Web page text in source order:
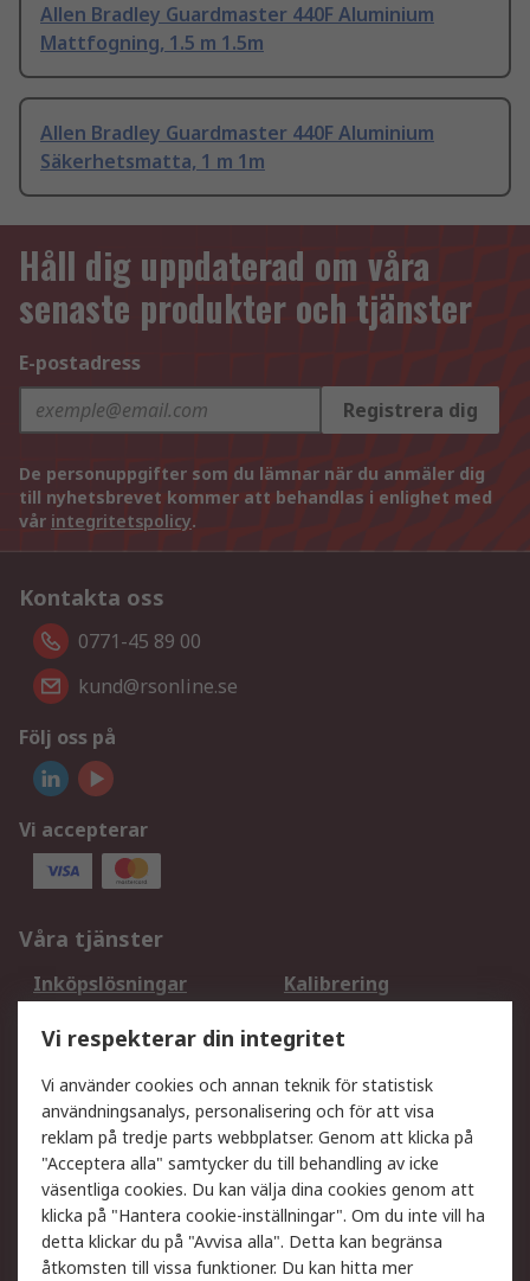
Allen Bradley Guardmaster 440F Aluminium
Mattfogning, 1.5 m 1.5m
Allen Bradley Guardmaster 440F Aluminium
Säkerhetsmatta, 1 m 1m
Håll dig uppdaterad om våra
senaste produkter och tjänster
E-postadress
Registrera dig
De personuppgifter som du lämnar när du anmäler dig
till nyhetsbrevet kommer att behandlas i enlighet med
vår integritetspolicy.
Kontakta oss
0771-45 89 00
kund@rsonline.se
Följ oss på
Vi accepterar
Våra tjänster
Inköpslösningar
Kalibrering
DesignSpark
Teknisk Support
Ditt lokala säljteam
Exportlösningar
Support
Få hjälp
Retur av varor
Leverans
Spåra din order
Begär en fakturakopi
Fördelar med RS-konto
Vi respekterar din integritet
Vi använder cookies och annan teknik för statistisk
användningsanalys, personalisering och för att visa
reklam på tredje parts webbplatser. Genom att klicka på
"Acceptera alla" samtycker du till behandling av icke
väsentliga cookies. Du kan välja dina cookies genom att
klicka på "Hantera cookie-inställningar". Om du inte vill ha
detta klickar du på "Avvisa alla". Detta kan begränsa
åtkomsten till vissa funktioner. Du kan hitta mer